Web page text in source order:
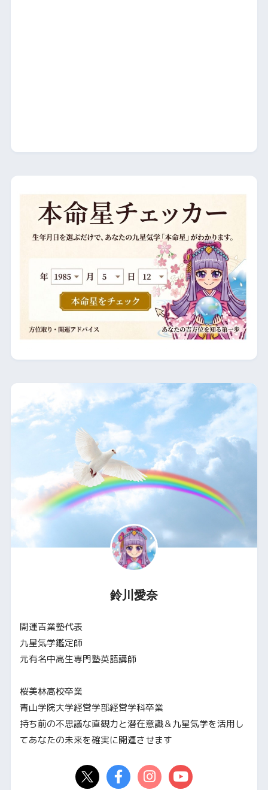
鈴川愛奈
開運吉業塾代表
九星気学鑑定師
元有名中高生専門塾英語講師
桜美林高校卒業
青山学院大学経営学部経営学科卒業
持ち前の不思議な直観力と潜在意識＆九星気学を活用し
てあなたの未来を確実に開運させます